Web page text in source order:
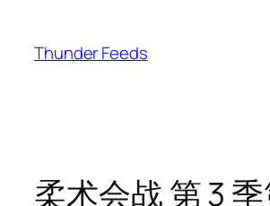
Thunder Feeds
柔术会战 第 3 季